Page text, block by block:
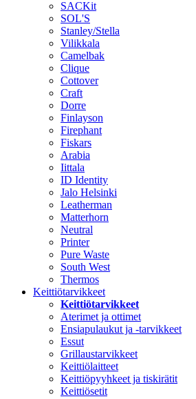
SACKit
SOL'S
Stanley/Stella
Vilikkala
Camelbak
Clique
Cottover
Craft
Dorre
Finlayson
Firephant
Fiskars
Arabia
Iittala
ID Identity
Jalo Helsinki
Leatherman
Matterhorn
Neutral
Printer
Pure Waste
South West
Thermos
Keittiötarvikkeet
Keittiötarvikkeet
Aterimet ja ottimet
Ensiapulaukut ja -tarvikkeet
Essut
Grillaustarvikkeet
Keittiölaitteet
Keittiöpyyhkeet ja tiskirätit
Keittiösetit